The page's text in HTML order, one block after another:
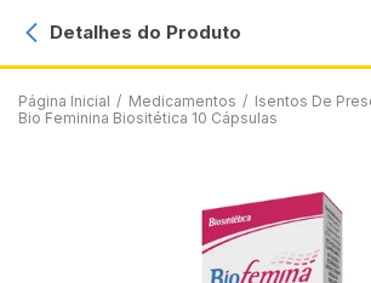
Página Inicial / Medicamentos / Isentos De
Bio Feminina Biositética 10 Cápsulas
Detalhes do Produto